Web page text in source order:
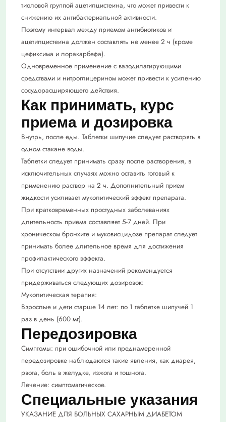
тиоловой группой ацетилцистеина, что может привести к
снижению их антибактериальной активности.
Поэтому интервал между приемом антибиотиков и
ацетилцистеина должен составлять не менее 2 ч (кроме
цефиксима и лоракарбефа).
Одновременное применение с вазодилатирующими
средствами и нитроглицерином может привести к усилению
сосудорасширяющего действия.
Как принимать, курс
приема и дозировка
Внутрь, после еды. Таблетки шипучие следует растворять в
одном стакане воды.
Таблетки следует принимать сразу после растворения, в
исключительных случаях можно оставить готовый к
применению раствор на 2 ч. Дополнительный прием
жидкости усиливает муколитический эффект препарата.
При кратковременных простудных заболеваниях
длительность приема составляет 5-7 дней. При
хроническом бронхите и муковисцидозе препарат следует
принимать более длительное время для достижения
профилактического эффекта.
При отсутствии других назначений рекомендуется
придерживаться следующих дозировок:
Муколитическая терапия:
Взрослые и дети старше 14 лет: по 1 таблетке шипучей 1
раз в день (600 мг).
Передозировка
Симптомы: при ошибочной или преднамеренной
передозировке наблюдаются такие явления, как диарея,
рвота, боль в желудке, изжога и тошнота.
Лечение: симптоматическое.
Специальные указания
УКАЗАНИЕ ДЛЯ БОЛЬНЫХ САХАРНЫМ ДИАБЕТОМ